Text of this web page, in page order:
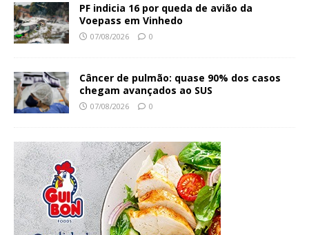
PF indicia 16 por queda de avião da
Voepass em Vinhedo
07/08/2026 0
Câncer de pulmão: quase 90% dos casos
chegam avançados ao SUS
07/08/2026 0